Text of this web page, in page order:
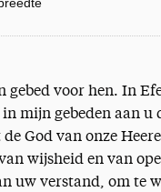
voor hen. In
mijn gebeden aan u
God van onze
wijsheid en van
uw verstand, om te